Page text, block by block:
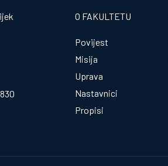
O FAKULTETU
Povijest
Misija
Uprava
Nastavnici
Propisi